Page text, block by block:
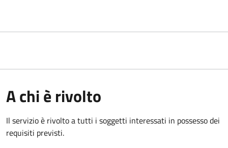
A chi è rivolto
Il servizio è rivolto a tutti i soggetti interessati in possesso dei
requisiti previsti.